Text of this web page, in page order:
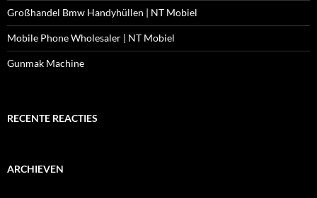
Großhandel Bmw Handyhüllen | NT Mobiel
Mobile Phone Wholesaler | NT Mobiel
Gunmak Machine
RECENTE REACTIES
ARCHIEVEN